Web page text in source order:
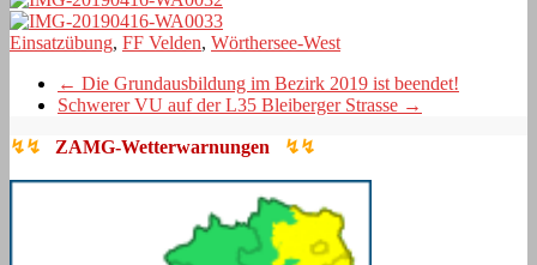
Einsatzübung, FF Velden, Wörthersee-West
← Die Grundausbildung im Bezirk 2019 ist beendet!
Schwerer VU auf der L35 Bleiberger Strasse →
↯↯ ZAMG-Wetterwarnungen ↯↯